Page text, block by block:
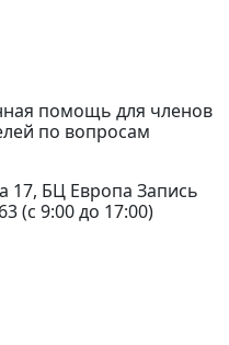
помощь для членов
по вопросам
17, БЦ Европа Запись
(с 9:00 до 17:00)